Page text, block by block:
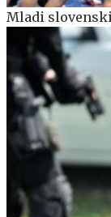
Mladi